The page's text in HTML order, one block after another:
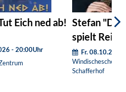
Eich ned ab!
- 20:00Uhr
Stefan "Das
spielt
Fr.
Schafferhof